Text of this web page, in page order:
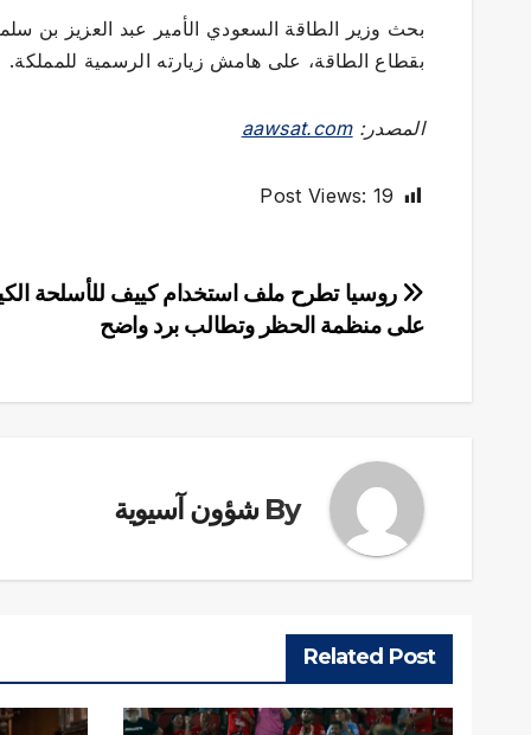
بحث وزير الطاقة السعودي الأمير عبد العزيز بن
بقطاع الطاقة، على هامش زيارته الرسمية للمملكة.
المصدر:aawsat.com
Post Views: 19
تصفّح
المقالات
روسيا تطرح ملف استخدام كييف للأسلحة
على منظمة الحظر وتطالب برد واضح
By شؤون آسيوية
Related Post